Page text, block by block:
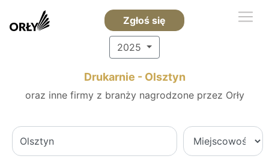
Zgłoś się
2025
Drukarnie - Olsztyn
oraz inne firmy z branży nagrodzone przez Orły